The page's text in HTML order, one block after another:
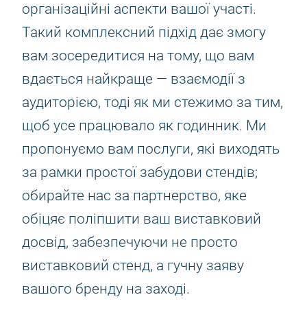
організаційні аспекти вашої участі.
Такий комплексний підхід дає змогу
вам зосередитися на тому, що вам
вдається найкраще — взаємодії з
аудиторією, тоді як ми стежимо за тим,
щоб усе працювало як годинник. Ми
пропонуємо вам послуги, які виходять
за рамки простої забудови стендів;
обирайте нас за партнерство, яке
обіцяє поліпшити ваш виставковий
досвід, забезпечуючи не просто
виставковий стенд, а гучну заяву
вашого бренду на заході.